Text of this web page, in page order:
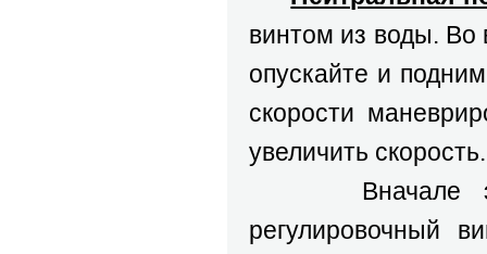
винтом из воды. Во
опускайте и
скорости
увеличить скорость.
Вначале
регулировочный